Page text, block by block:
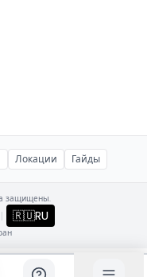
Локации Гайды
защищены.
| 🇷🇺RU